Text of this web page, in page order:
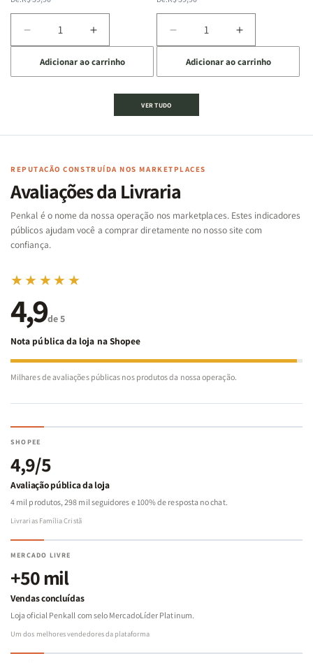
Diminuir
a
quantidade
de
Cartas
Famílias
Bíblia
-
Penkal
Aumentar
a
quantidade
de
Jogo
Cartas
Famílias
da
Bíblia
-
Penkal
Adicionar ao carrinho
Diminuir
a
quantidade
de
Jogo
|
de
Aumentar
a
quantidade
de
|
Adicionar ao carrinho
VER TUDO
REPUTAÇÃO CONSTRUÍDA NOS MARKETPLACES
Avaliações da Livraria
Penkal é o nome da nossa operação nos marketplaces. Estes indicadores
públicos ajudam você a comprar diretamente no nosso site com
confiança.
★★★★★
4,9de 5
Nota pública da loja na Shopee
Milhares de avaliações públicas nos produtos da nossa operação.
SHOPEE
4,9/5
Avaliação pública da loja
4 mil produtos, 298 mil seguidores e 100% de resposta no chat.
Livrarias Família Cristã
MERCADO LIVRE
+50 mil
Vendas concluídas
Loja oficial Penkall com selo MercadoLíder Platinum.
Um dos melhores vendedores da plataforma